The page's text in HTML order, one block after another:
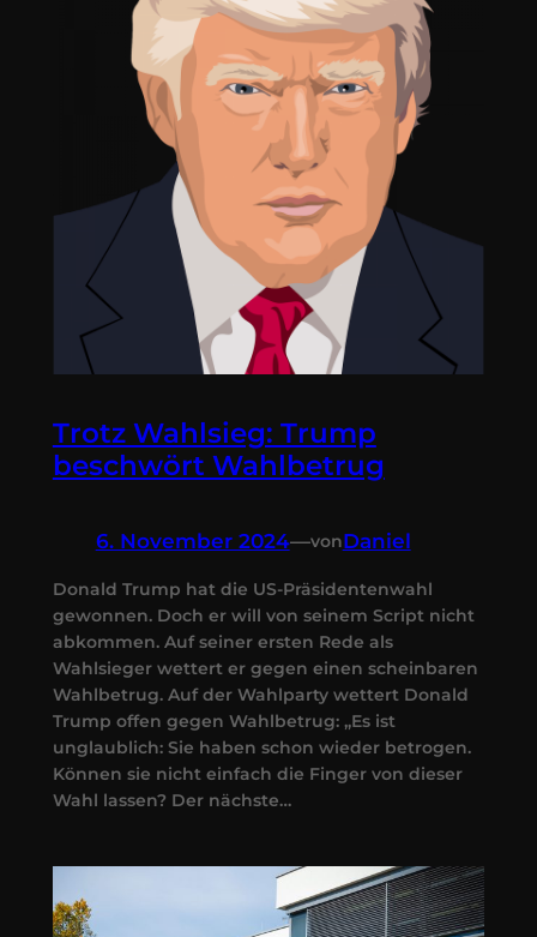
Trotz Wahlsieg: Trump
beschwört Wahlbetrug
6. November 2024—vonDaniel
Donald Trump hat die US-Präsidentenwahl
gewonnen. Doch er will von seinem Script nicht
abkommen. Auf seiner ersten Rede als
Wahlsieger wettert er gegen einen scheinbaren
Wahlbetrug. Auf der Wahlparty wettert Donald
Trump offen gegen Wahlbetrug: „Es ist
unglaublich: Sie haben schon wieder betrogen.
Können sie nicht einfach die Finger von dieser
Wahl lassen? Der nächste…